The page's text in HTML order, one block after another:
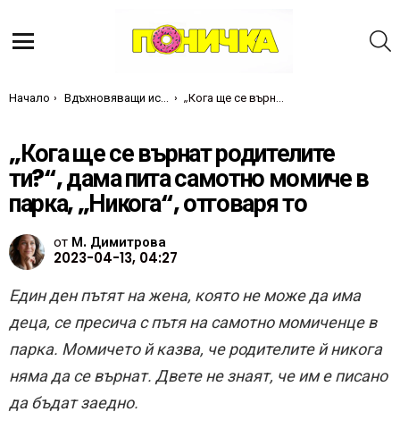
Ти си тук:
Начало Вдъхновяващи истории „Кога ще се върнат родителите ти?“, дама пита самотно момиче в парка, „Никога“, отговаря то
„Кога ще се върнат родителите
ти?“, дама пита самотно момиче в
парка, „Никога“, отговаря то
от М. Димитрова
2023-04-13, 04:27
Един ден пътят на жена, която не може да има
деца, се пресича с пътя на самотно момиченце в
парка. Момичето й казва, че родителите й никога
няма да се върнат. Двете не знаят, че им е писано
да бъдат заедно.